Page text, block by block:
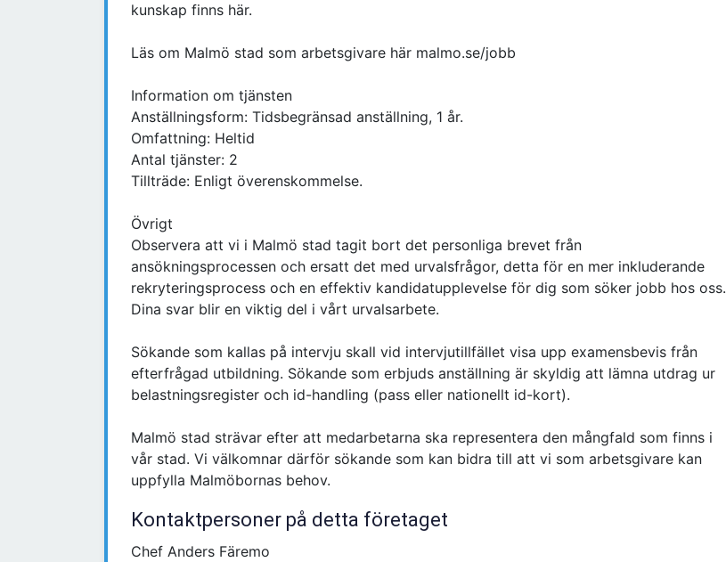
kunskap finns här.
Läs om Malmö stad som arbetsgivare här malmo.se/jobb
Information om tjänsten
Anställningsform: Tidsbegränsad anställning, 1 år.
Omfattning: Heltid
Antal tjänster: 2
Tillträde: Enligt överenskommelse.
Övrigt
Observera att vi i Malmö stad tagit bort det personliga brevet från
ansökningsprocessen och ersatt det med urvalsfrågor, detta för en mer inkluderande
rekryteringsprocess och en effektiv kandidatupplevelse för dig som söker jobb hos oss.
Dina svar blir en viktig del i vårt urvalsarbete.
Sökande som kallas på intervju skall vid intervjutillfället visa upp examensbevis från
efterfrågad utbildning. Sökande som erbjuds anställning är skyldig att lämna utdrag ur
belastningsregister och id-handling (pass eller nationellt id-kort).
Malmö stad strävar efter att medarbetarna ska representera den mångfald som finns i
vår stad. Vi välkomnar därför sökande som kan bidra till att vi som arbetsgivare kan
uppfylla Malmöbornas behov.
Kontaktpersoner på detta företaget
Chef Anders Färemo